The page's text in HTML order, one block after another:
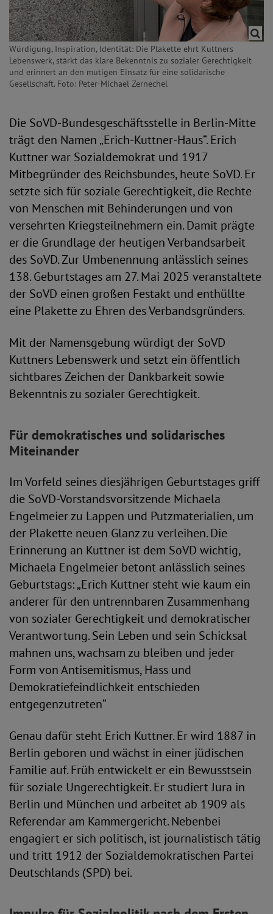
Würdigung, Inspiration, Identität: Die Plakette ehrt Kuttners
Lebenswerk, stärkt das klare Bekenntnis zu sozialer Gerechtigkeit
und erinnert an den mutigen Einsatz für eine solidarische
Gesellschaft. Foto: Peter-Michael Zernechel
Die SoVD-Bundesgeschäftsstelle in Berlin-Mitte
trägt den Namen „Erich-Kuttner-Haus“. Erich
Kuttner war Sozialdemokrat und 1917
Mitbegründer des Reichsbundes, heute SoVD. Er
setzte sich für soziale Gerechtigkeit, die Rechte
von Menschen mit Behinderungen und von
versehrten Kriegsteilnehmern ein. Damit prägte
er die Grundlage der heutigen Verbandsarbeit
des SoVD. Zur Umbenennung anlässlich seines
138. Geburtstages am 27. Mai 2025 veranstaltete
der SoVD einen großen Festakt und enthüllte
eine Plakette zu Ehren des Verbandsgründers.
Mit der Namensgebung würdigt der SoVD
Kuttners Lebenswerk und setzt ein öffentlich
sichtbares Zeichen der Dankbarkeit sowie
Bekenntnis zu sozialer Gerechtigkeit.
Für demokratisches und solidarisches
Miteinander
Im Vorfeld seines diesjährigen Geburtstages griff
die SoVD-Vorstandsvorsitzende Michaela
Engelmeier zu Lappen und Putzmaterialien, um
der Plakette neuen Glanz zu verleihen. Die
Erinnerung an Kuttner ist dem SoVD wichtig,
Michaela Engelmeier betont anlässlich seines
Geburtstags: „Erich Kuttner steht wie kaum ein
anderer für den untrennbaren Zusammenhang
von sozialer Gerechtigkeit und demokratischer
Verantwortung. Sein Leben und sein Schicksal
mahnen uns, wachsam zu bleiben und jeder
Form von Antisemitismus, Hass und
Demokratiefeindlichkeit entschieden
entgegenzutreten“
Genau dafür steht Erich Kuttner. Er wird 1887 in
Berlin geboren und wächst in einer jüdischen
Familie auf. Früh entwickelt er ein Bewusstsein
für soziale Ungerechtigkeit. Er studiert Jura in
Berlin und München und arbeitet ab 1909 als
Referendar am Kammergericht. Nebenbei
engagiert er sich politisch, ist journalistisch tätig
und tritt 1912 der Sozialdemokratischen Partei
Deutschlands (SPD) bei.